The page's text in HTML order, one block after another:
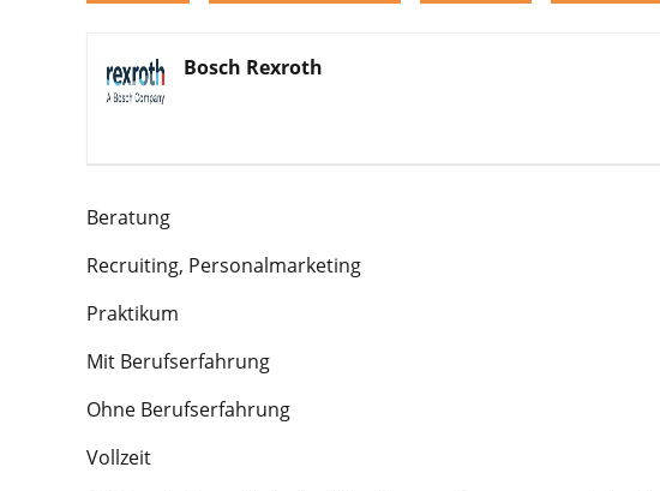
Bosch Rexroth
Beratung
Recruiting, Personalmarketing
Praktikum
Mit Berufserfahrung
Ohne Berufserfahrung
Vollzeit